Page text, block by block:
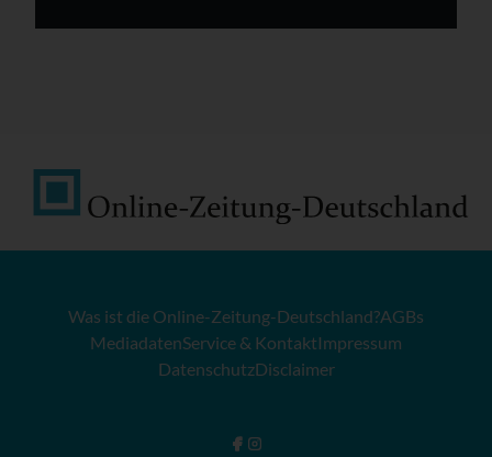
Was ist die Online-Zeitung-Deutschland?AGBs
MediadatenService & KontaktImpressum
DatenschutzDisclaimer